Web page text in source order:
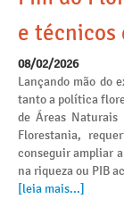
e
08/02/2026
Lançando mão do
tanto a política
de Áreas Naturais
Florestania,
conseguir ampliar
na riqueza ou PIB
[leia mais...]